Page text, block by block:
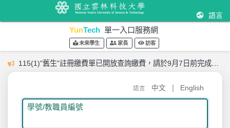
語言
YunTech 單一入口服務網
未來學生 家長 訪客
115(1)"舊生"註冊繳費單已開放查詢繳費，請於9月7日前完成繳費
語言 中文 English
學號/教職員編號